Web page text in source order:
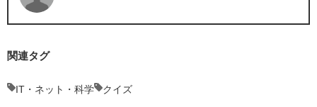
関連タグ
IT・ネット・科学 クイズ